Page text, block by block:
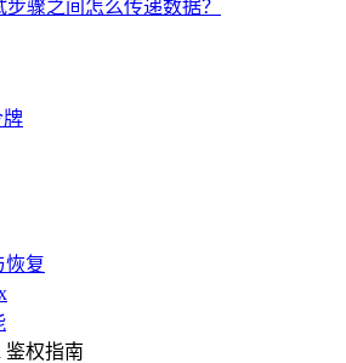
骤之间怎么传递数据？
牌
恢复
鉴权指南